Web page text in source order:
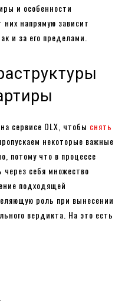
и особенности
напрямую зависит
и за его пределами.
сервисе OLX, чтобы снять
некоторые важные
потому что в процессе
через себя множество
подходящей
роль при вынесении
вердикта. На это есть